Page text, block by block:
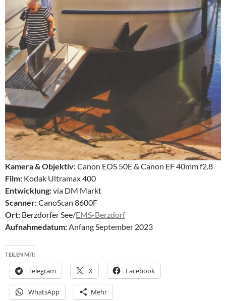
Kamera & Objektiv:Canon EOS 50E & Canon EF 40mm f2.8
Film: Kodak Ultramax 400
Entwicklung:via DM Markt
Scanner:CanoScan 8600F
Ort: Berzdorfer See/EMS-Berzdorf
Aufnahmedatum:Anfang September 2023
TEILEN MIT:
Telegram X Facebook
WhatsApp Mehr